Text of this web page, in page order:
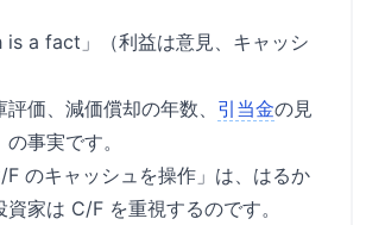
a fact」（利益は意見、キャッシ
価、減価償却の年数、 引当金の見
事実です。
のキャッシュを操作」は、はるか
家は C/F を重視するのです。